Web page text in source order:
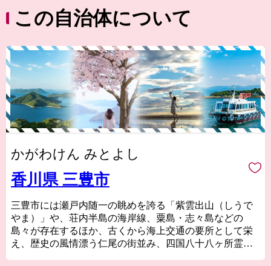
この自治体について
かがわけん みとよし
香川県 三豊市
三豊市には瀬戸内随一の眺めを誇る「紫雲出山（しうで
やま）」や、荘内半島の海岸線、粟島・志々島などの
島々が存在するほか、古くから海上交通の要所として栄
え、歴史の風情漂う仁尾の街並み、四国八十八ヶ所霊場